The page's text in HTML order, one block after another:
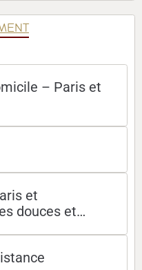
– Paris et
et